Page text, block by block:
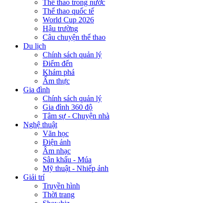
Thể thao trong nước
Thể thao quốc tế
World Cup 2026
Hậu trường
Câu chuyện thể thao
Du lịch
Chính sách quản lý
Điểm đến
Khám phá
Ẩm thực
Gia đình
Chính sách quản lý
Gia đình 360 độ
Tâm sự - Chuyện nhà
Nghệ thuật
Văn học
Điện ảnh
Âm nhạc
Sân khấu - Múa
Mỹ thuật - Nhiếp ảnh
Giải trí
Truyền hình
Thời trang